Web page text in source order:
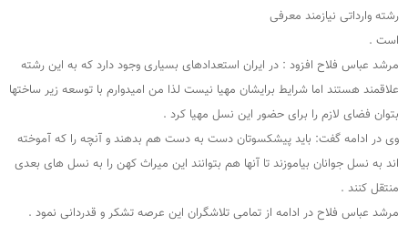
رشته وارداتی نیازمند معرفی
است .
مرشد عباس فلاح افزود : در ایران استعدادهای بسیاری وجود دارد که به این رشته
علاقمند هستند اما شرایط برایشان مهیا نیست لذا من امیدوارم با توسعه زیر ساختها
بتوان فضای لازم را برای حضور این نسل مهیا کرد .
وی در ادامه گفت: باید پیشکسوتان دست به دست هم بدهند و آنچه را که آموخته
اند به نسل جوانان بیاموزند تا آنها هم بتوانند این میراث کهن را به نسل های بعدی
منتقل کنند .
مرشد عباس فلاح در ادامه از تمامی تلاشگران این عرصه تشکر و قدردانی نمود .